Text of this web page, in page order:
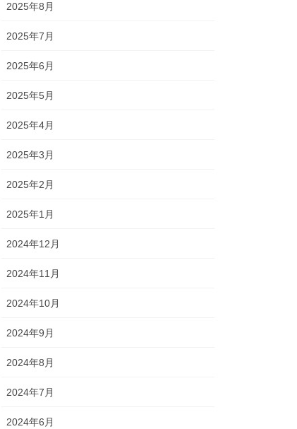
2025年8月
2025年7月
2025年6月
2025年5月
2025年4月
2025年3月
2025年2月
2025年1月
2024年12月
2024年11月
2024年10月
2024年9月
2024年8月
2024年7月
2024年6月